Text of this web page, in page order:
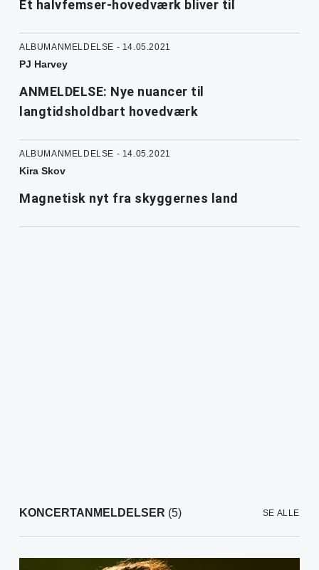
Et halvfemser-hovedværk bliver til
ALBUMANMELDELSE - 14.05.2021
PJ Harvey
ANMELDELSE: Nye nuancer til
langtidsholdbart hovedværk
ALBUMANMELDELSE - 14.05.2021
Kira Skov
Magnetisk nyt fra skyggernes land
KONCERTANMELDELSER (5) SE ALLE